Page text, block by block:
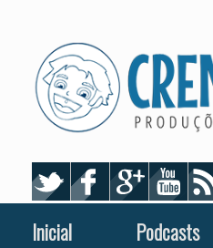
Inicial
Podcasts